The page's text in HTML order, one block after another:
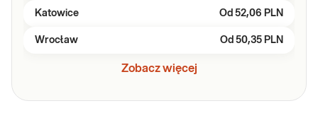
Katowice Od 52,06 PLN
Wrocław Od 50,35 PLN
Zobacz więcej